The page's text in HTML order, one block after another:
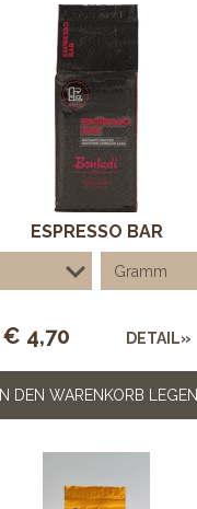
ESPRESSO BAR
€ 4,70 DETAIL»
IN DEN WARENKORB LEGEN